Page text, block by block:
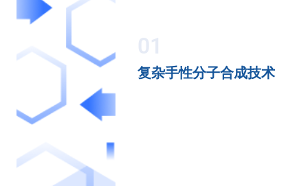
01
复杂手性分子合成技术